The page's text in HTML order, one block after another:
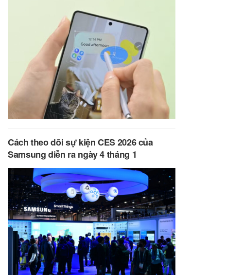
Cách theo dõi sự kiện CES 2026 của
Samsung diễn ra ngày 4 tháng 1